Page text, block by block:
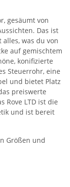
gesäumt von
Das ist
alles, was du von
auf gemischtem
konifizierte
Steuerrohr, eine
und bietet Platz
preiswerte
Rove LTD ist die
und ist bereit
Größen und